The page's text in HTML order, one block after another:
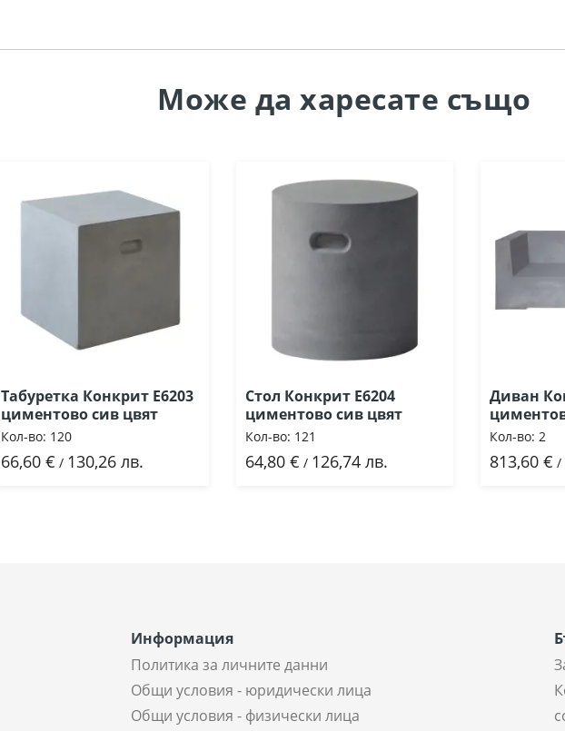
Може да харесате също
Табуретка Конкрит Ε6203
циментово сив цвят
Кол-во: 120
66,60 € / 130,26 лв.
Добави
Стол Конкрит Ε6204
циментово сив цвят
Кол-во: 121
64,80 € / 126,74 лв.
Добави
Диван
Кол-во: 2
813,60 € /
Информация
Политика за личните данни
Общи условия - юридически лица
Общи условия - физически лица